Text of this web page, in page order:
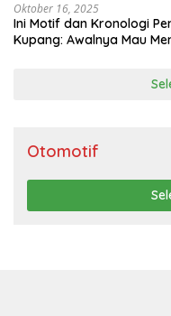
Oktober 16, 2025
Ini Motif dan Kronologi
Kupang: Awalnya Mau
Otomotif